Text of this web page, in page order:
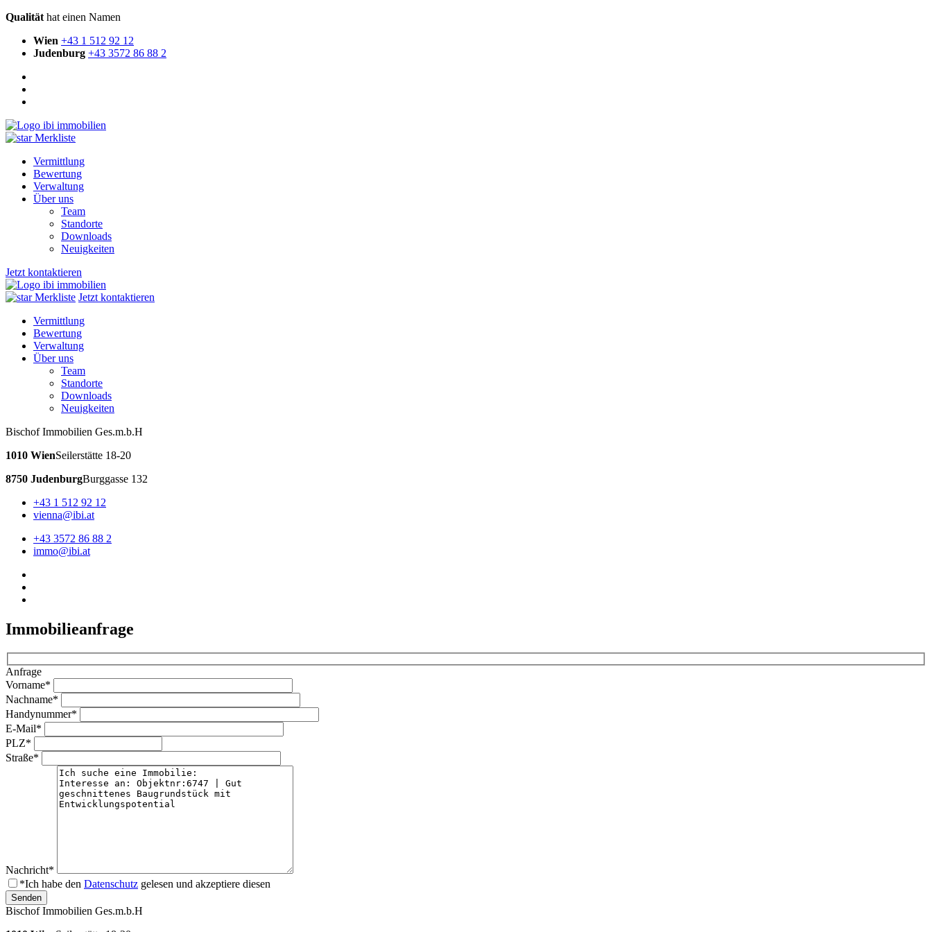
Qualität hat einen Namen
Wien +43 1 512 92 12
Judenburg +43 3572 86 88 2
Merkliste
Vermittlung
Bewertung
Verwaltung
Über uns
Team
Standorte
Downloads
Neuigkeiten
Jetzt kontaktieren
Merkliste Jetzt kontaktieren
Vermittlung
Bewertung
Verwaltung
Über uns
Team
Standorte
Downloads
Neuigkeiten
Bischof Immobilien Ges.m.b.H
1010 WienSeilerstätte 18-20
8750 JudenburgBurggasse 132
+43 1 512 92 12
vienna@ibi.at
+43 3572 86 88 2
immo@ibi.at
Immobilieanfrage
Anfrage
Vorname*
Nachname*
Handynummer*
E-Mail*
PLZ*
Straße*
Nachricht*
*Ich habe den Datenschutz gelesen und akzeptiere diesen
Bischof Immobilien Ges.m.b.H